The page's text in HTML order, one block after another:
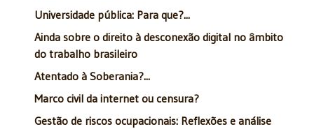
Universidade pública: Para que?...
Ainda sobre o direito à desconexão digital no âmbito
do trabalho brasileiro
Atentado à Soberania?...
Marco civil da internet ou censura?
Gestão de riscos ocupacionais: Reflexões e análise